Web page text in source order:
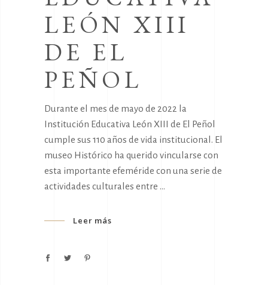
LEÓN XIII
DE EL
PEÑOL
Durante el mes de mayo de 2022 la
Institución Educativa León XIII de El Peñol
cumple sus 110 años de vida institucional. El
museo Histórico ha querido vincularse con
esta importante efeméride con una serie de
actividades culturales entre
Leer más